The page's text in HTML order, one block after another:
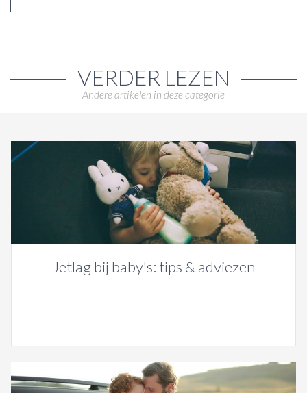
VERDER LEZEN
Andere artikelen in deze categorie
Jetlag bij baby's: tips & adviezen